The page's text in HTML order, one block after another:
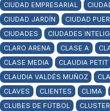
CIUDAD EMPRESARIAL
CIUDAD JARDÍN
CIUDAD
CIUDADES
CIUDADES
CLARO ARENA
CLASE A
CLASE MEDIA
CLAUDIA PETIT
CLAUDIA VALDÉS MUÑOZ
CLAVES
CLIENTES CLIMA
CLUBES DE FÚTBOL